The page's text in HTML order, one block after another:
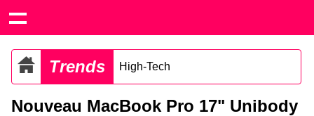
Trends High-Tech
Nouveau MacBook Pro 17" Unibody